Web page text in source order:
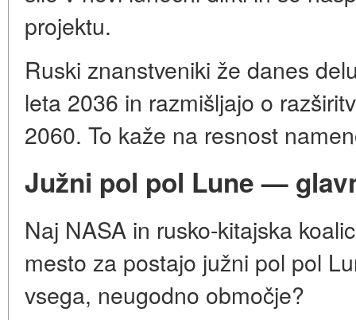
projektu.
Ruski znanstveniki že danes
leta 2036 in razmišljajo o
2060. To kaže na resnost
Južni pol pol Lune —
Naj NASA in rusko-kitajska
mesto za postajo južni pol pol
vsega, neugodno območje?